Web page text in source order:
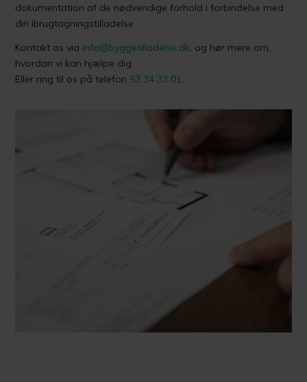
dokumentation af de nødvendige forhold i forbindelse med
din ibrugtagningstilladelse.
Kontakt os via info@byggetilladelse.dk, og hør mere om,
hvordan vi kan hjælpe dig.
Eller ring til os på telefon 53 34 33 01.